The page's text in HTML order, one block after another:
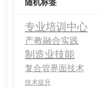
专业培训中心
产教融合实践
制造业技能
复合管界面技术
技术提升